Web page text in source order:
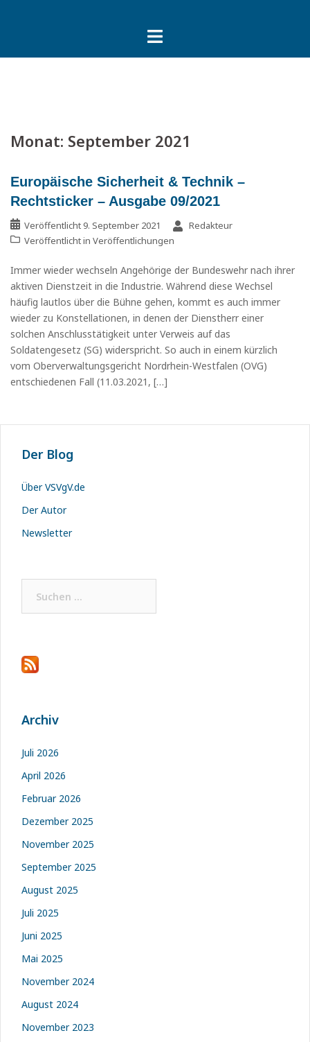
Monat: September 2021
Europäische Sicherheit & Technik –
Rechtsticker – Ausgabe 09/2021
Veröffentlicht9. September 2021
Redakteur
Veröffentlicht in Veröffentlichungen
Immer wieder wechseln Angehörige der Bundeswehr nach ihrer
aktiven Dienstzeit in die Industrie. Während diese Wechsel
häufig lautlos über die Bühne gehen, kommt es auch immer
wieder zu Konstellationen, in denen der Dienstherr einer
solchen Anschlusstätigkeit unter Verweis auf das
Soldatengesetz (SG) widerspricht. So auch in einem kürzlich
vom Oberverwaltungsgericht Nordrhein-Westfalen (OVG)
entschiedenen Fall (11.03.2021, […]
Der Blog
Über VSVgV.de
Der Autor
Newsletter
nach:
Archiv
Juli 2026
April 2026
Februar 2026
Dezember 2025
November 2025
September 2025
August 2025
Juli 2025
Juni 2025
Mai 2025
November 2024
August 2024
November 2023